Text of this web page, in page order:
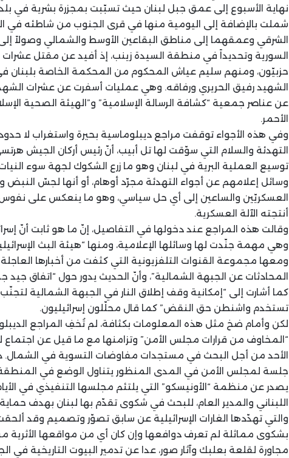
نهاية الأسبوع إلى عمق جبل لبنان حيث تسبّبت بمجزرة بشرية في
شملت بالإضافة إلى اليومية منها في قرى الجنوب من شاطئه في
الشرقي وعمقهما إلى مناطق البقاعين الأوسط والشمالي وصولاً
السورية وتحديداً في منطقة السيدة زينب، إذ أفيد عن مقتل
الشهيد رفيق الحريري ورفاقه. وهي عمليات أسفرت عن عشرات
عن عناصر جمعية “كشافة الرسالة الإسلامية” و”الهيئة الصحية
الأحمر.
وفي هذه الأجواء توقفت مراجع ديبلوماسية بحيرة واستغراب لا
التهدئة والسلام التي سوّقت لها تل أبيب، أنّ رئيس أركان الجيش
توسيع العملية البرية في لبنان وهو ما زرع الشكوك لجهة سوء
وسائل إعلامهم عن أجواء التهدئة مجرّد أوهام، أو أنها لجسّ النبض
العسكريّين والساعين إلى أي حل سياسي، وهو ما ينعكس على نفوس
أنتجته الآلة العسكرية.
وقالت هذه المراجع عند دخولها في التفاصيل، إنّ ما هو ثابت أنّ
وهي مهمة جنّدت لها وسائلها الإعلامية، ومنها “هيئة البث
ومعها مجموعة القنوات التلفزيونية التي كثفت من أخبارها
المحادثات عن الجبهة الشمالية”، وأنّ الحديث يدور حول “اتفاق جيد
كما أشارت إلى “إمكانية وقف إطلاق النار في الجبهة الشمالية
تستخدم واشنطن حق النقض” كما قال محلّلون إسرائيليون.
لكن وأمام ضخ مثل هذه المعلومات بكثافة، لم تُخفِ المراجع
“المخاوف من قرارات مجلس الأمن” وتزامنها مع ما قيل عن اجتماع
الأحد من أجل البحث في مستجدات مفاوضات التسوية في الشمال.
جلسة لمجلس الأمن في المدى المنظور يتناول الوضع في المنطقة.
يصدر عن منظمة “الأونيسكو” التي يلتئم مجلسها التنفيذي في
اللبناني والمدير العام، للبحث في شكوى تقدّم بها لبنان بهدف
والتي تهدّدها الغارات الإسرائيلية عن سابق تصوّر وتصميم وقد ألحقت
بشكوى مماثلة لم تعرف دوافعها وإن كان أي من مواقعها
مجاورة لقلعة بعلبك وآثار صور، عدا عن تدمير البيوت التاريخية في